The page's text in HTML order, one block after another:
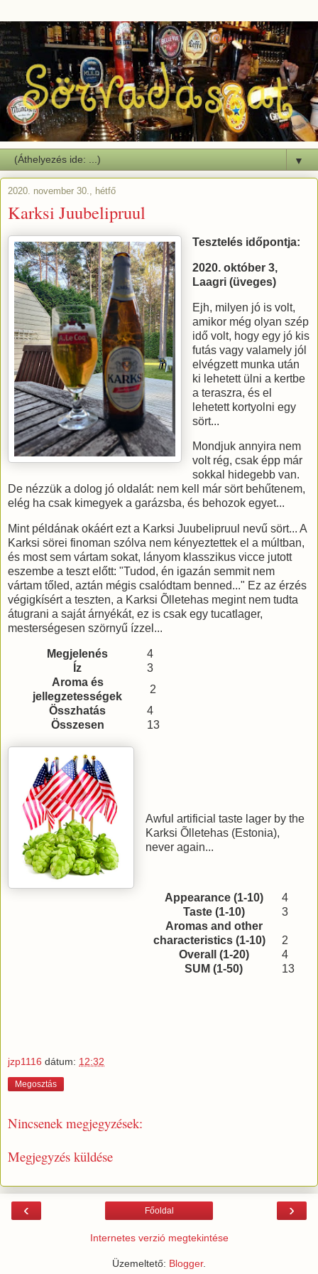
▼
2020. november 30., hétfő
Karksi Juubelipruul
Tesztelés időpontja:
2020. október 3,
Laagri (üveges)
Ejh, milyen jó is volt,
amikor még olyan szép
idő volt, hogy egy jó kis
futás vagy valamely jól
elvégzett munka után
ki lehetett ülni a kertbe
a teraszra, és el
lehetett kortyolni egy
sört...
Mondjuk annyira nem
volt rég, csak épp már
sokkal hidegebb van.
De nézzük a dolog jó oldalát: nem kell már sört behűtenem,
elég ha csak kimegyek a garázsba, és behozok egyet...
Mint példának okáért ezt a Karksi Juubelipruul nevű sört... A
Karksi sörei finoman szólva nem kényeztettek el a múltban,
és most sem vártam sokat, lányom klasszikus vicce jutott
eszembe a teszt előtt: "Tudod, én igazán semmit nem
vártam tőled, aztán mégis csalódtam benned..." Ez az érzés
végigkísért a teszten, a Karksi Õlletehas megint nem tudta
átugrani a saját árnyékát, ez is csak egy tucatlager,
mesterségesen szörnyű ízzel...
Megjelenés
4
Íz
3
Aroma és
jellegzetességek
2
Összhatás
4
Összesen
13
Awful artificial taste lager by the
Karksi Õlletehas (Estonia),
never again...
Appearance (1-10)
4
Taste (1-10)
3
Aromas and other
characteristics (1-10)
2
Overall (1-20)
4
SUM (1-50)
13
jzp1116 dátum: 12:32
Megosztás
Nincsenek megjegyzések:
Megjegyzés küldése
‹ ›
Főoldal
Internetes verzió megtekintése
Üzemeltető: Blogger.